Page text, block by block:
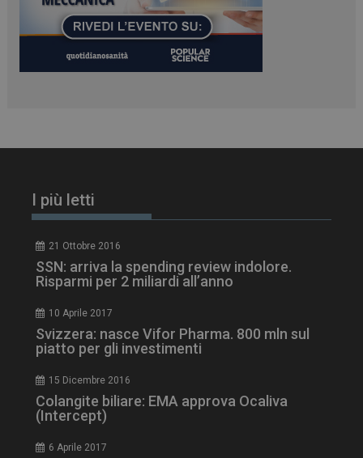
I più letti
21 Ottobre 2016
SSN: arriva la spending review indolore.
Risparmi per 2 miliardi all’anno
10 Aprile 2017
Svizzera: nasce Vifor Pharma. 800 mln sul
piatto per gli investimenti
15 Dicembre 2016
Colangite biliare: EMA approva Ocaliva
(Intercept)
6 Aprile 2017
.www.dailyhealthindustry.it